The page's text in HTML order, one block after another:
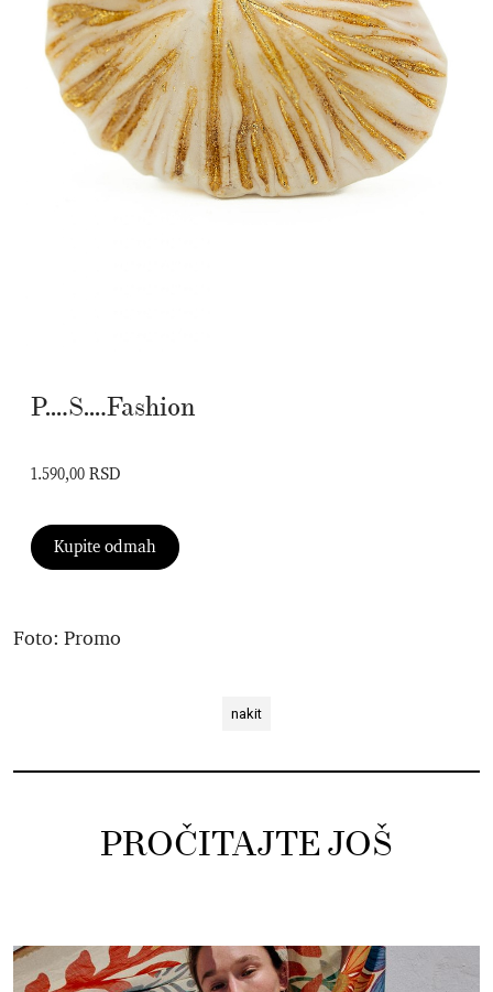
P….S….Fashion
1.590,00 RSD
Kupite odmah
Foto: Promo
nakit
PROČITAJTE JOŠ